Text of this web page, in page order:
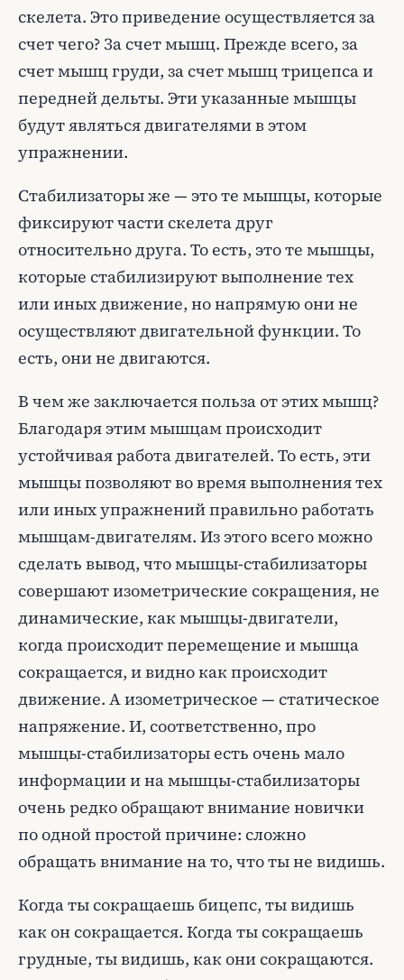
скелета. Это приведение осуществляется за
счет чего? За счет мышц. Прежде всего, за
счет мышц груди, за счет мышц трицепса и
передней дельты. Эти указанные мышцы
будут являться двигателями в этом
упражнении.
Стабилизаторы же — это те мышцы, которые
фиксируют части скелета друг
относительно друга. То есть, это те мышцы,
которые стабилизируют выполнение тех
или иных движение, но напрямую они не
осуществляют двигательной функции. То
есть, они не двигаются.
В чем же заключается польза от этих мышц?
Благодаря этим мышцам происходит
устойчивая работа двигателей. То есть, эти
мышцы позволяют во время выполнения тех
или иных упражнений правильно работать
мышцам-двигателям. Из этого всего можно
сделать вывод, что мышцы-стабилизаторы
совершают изометрические сокращения, не
динамические, как мышцы-двигатели,
когда происходит перемещение и мышца
сокращается, и видно как происходит
движение. А изометрическое — статическое
напряжение. И, соответственно, про
мышцы-стабилизаторы есть очень мало
информации и на мышцы-стабилизаторы
очень редко обращают внимание новички
по одной простой причине: сложно
обращать внимание на то, что ты не видишь.
Когда ты сокращаешь бицепс, ты видишь
как он сокращается. Когда ты сокращаешь
грудные, ты видишь, как они сокращаются.